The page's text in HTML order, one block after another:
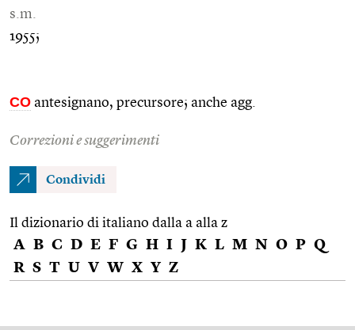
s.m.
1955;
CO antesignano, precursore; anche agg.
Correzioni e suggerimenti
Condividi
Il dizionario di italiano dalla a alla z
A B C D E F G H I J K L M N O P Q
R S T U V W X Y Z